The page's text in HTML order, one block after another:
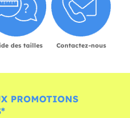
des tailles Contactez-nous
PROMOTIONS